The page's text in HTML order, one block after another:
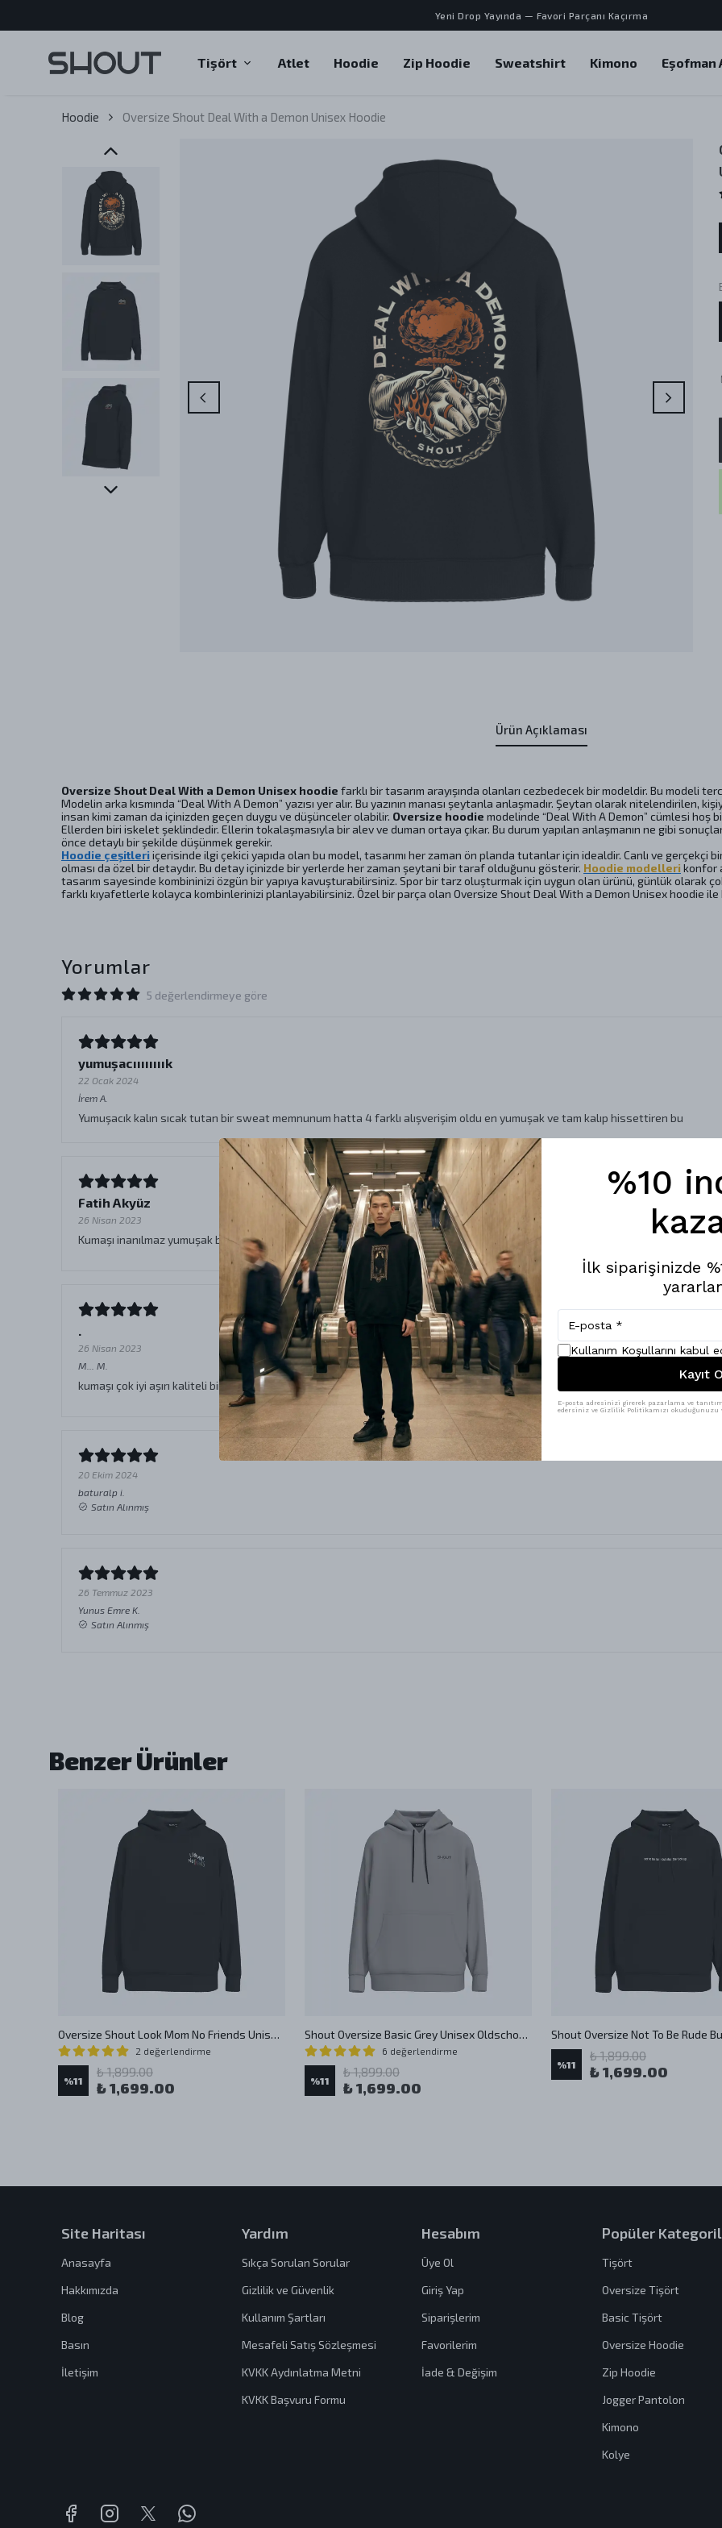
Yeni Drop Yayında — Favori Parçanı Kaçırma
Tişört Atlet Hoodie Zip Hoodie Sweatshirt Kimono Eşofman
Hoodie Oversize Shout Deal With a Demon Unisex Hoodie
Ürün Açıklaması
Oversize Shout Deal With a Demon Unisex hoodie farklı bir tasarım arayışında olanları cezbedecek bir modeldir. Bu modeli
Modelin arka kısmında “Deal With A Demon” yazısı yer alır. Bu yazının manası şeytanla anlaşmadır. Şeytan olarak nitelendirilen,
insan kimi zaman da içinizden geçen duygu ve düşünceler olabilir. Oversize hoodie modelinde “Deal With A Demon” cümlesi hoş
Ellerden biri iskelet şeklindedir. Ellerin tokalaşmasıyla bir alev ve duman ortaya çıkar. Bu durum yapılan anlaşmanın ne gibi
önce detaylı bir şekilde düşünmek gerekir.
Hoodie çeşitleriiçerisinde ilgi çekici yapıda olan bu model, tasarımı her zaman ön planda tutanlar için idealdir. Canlı ve
olması da özel bir detaydır. Bu detay içinizde bir yerlerde her zaman şeytani bir taraf olduğunu gösterir. Hoodie modelleri konfor
tasarım sayesinde kombininizi özgün bir yapıya kavuşturabilirsiniz. Spor bir tarz oluşturmak için uygun olan ürünü, günlük olarak
farklı kıyafetlerle kolayca kombinlerinizi planlayabilirsiniz. Özel bir parça olan Oversize Shout Deal With a Demon Unisex hoodie
Yorumlar
5 değerlendirmeye göre
yumuşacıııııııık
22 Ocak 2024
İrem A.
Yumuşacık kalın sıcak tutan bir sweat memnunum hatta 4 farklı alışverişim oldu en yumuşak ve tam kalıp hissettiren bu
Fatih Akyüz
26 Nisan 2023
Kumaşı inanılmaz yumuşak baskısı iyi beden olarakta arada kalırsanız büyük bedeni alın
.
26 Nisan 2023
M...
M.
kumaşı çok iyi aşırı kaliteli bir ürün uzun zamandır kullanıyorum hala ilk aldığı gibi.
20 Ekim 2024
baturalp i.
Satın Alınmış
26 Temmuz 2023
Yunus Emre K.
Satın Alınmış
Benzer Ürünler
Oversize Shout Look Mom No Friends Unisex Hoodie
2 değerlendirme
%11
₺ 1,899.00
₺ 1,699.00
Shout Oversize Basic Grey Unisex Oldschool Hoodie
6 değerlendirme
%11
₺ 1,899.00
₺ 1,699.00
%11
₺ 1,899.00
₺ 1,699.00
Site Haritası
Anasayfa
Hakkımızda
Blog
Basın
İletişim
Yardım
Sıkça Sorulan Sorular
Gizlilik ve Güvenlik
Kullanım Şartları
Mesafeli Satış Sözleşmesi
KVKK Aydınlatma Metni
KVKK Başvuru Formu
Hesabım
Üye Ol
Giriş Yap
Siparişlerim
Favorilerim
İade & Değişim
Popüler
Tişört
Oversize Tişört
Basic Tişört
Oversize Hoodie
Zip Hoodie
Jogger Pantolon
Kimono
Kolye
%10
İlk siparişinizde
Kullanım Koşullarını kabul
Kayıt
E-posta adresinizi girerek pazarlama ve
edersiniz ve Gizlilik Politikamızı okuduğunuzu